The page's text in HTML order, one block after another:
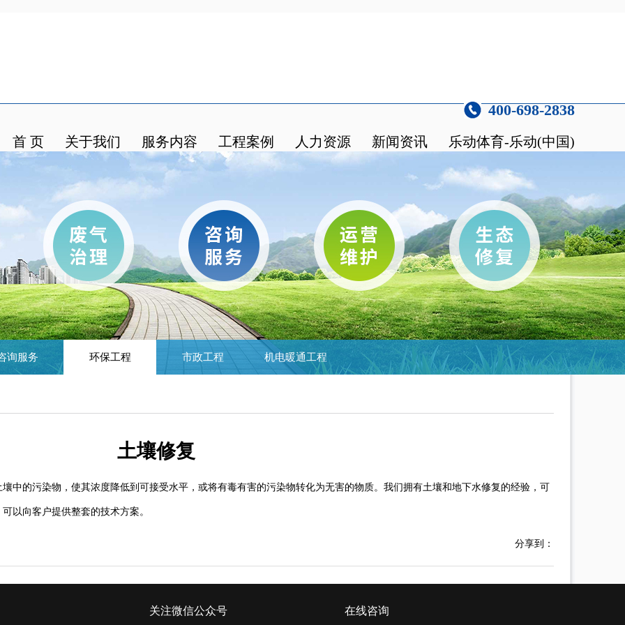
400-698-2838
首 页 关于我们 服务内容 工程案例 人力资源 新闻资讯 乐动体育-乐动(中国)
询服务 环保工程 市政工程 机电暖通工程
土壤修复
中的污染物，使其浓度降低到可接受水平，或将有毒有害的污染物转化为无害的物质。我们拥有土壤和地下水修复的经验，可
以向客户提供整套的技术方案。
分享到：
关注微信公众号 在线咨询